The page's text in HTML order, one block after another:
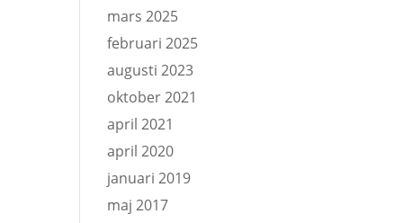
mars 2025
februari 2025
augusti 2023
oktober 2021
april 2021
april 2020
januari 2019
maj 2017